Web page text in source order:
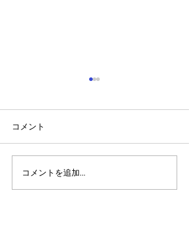
アルゴランドのポスト量
子暗号（PQC）ロードマ
コメント
コメントを追加…